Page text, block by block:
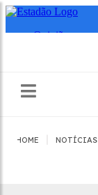
HOME NOTÍCIAS